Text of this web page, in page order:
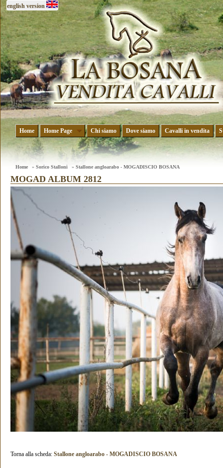
english version
Home Home Page Chi siamo Dove siamo Cavalli in vendita
Home » Sorico Stalloni » Stallone angloarabo - MOGADISCIO BOSANA
MOGAD ALBUM 2812
Torna alla scheda: Stallone angloarabo - MOGADISCIO BOSANA